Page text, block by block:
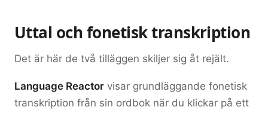
Uttal och fonetisk transkription
Det är här de två tilläggen skiljer sig åt rejält.
Language Reactor visar grundläggande fonetisk
transkription från sin ordbok när du klickar på ett